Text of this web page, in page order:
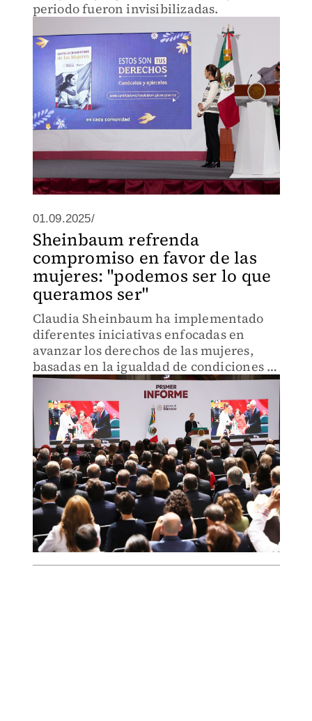
periodo fueron invisibilizadas.
01.09.2025/
Sheinbaum refrenda
compromiso en favor de las
mujeres: "podemos ser lo que
queramos ser"
Claudia Sheinbaum ha implementado
diferentes iniciativas enfocadas en
avanzar los derechos de las mujeres,
basadas en la igualdad de condiciones y
eliminación de la violencia.